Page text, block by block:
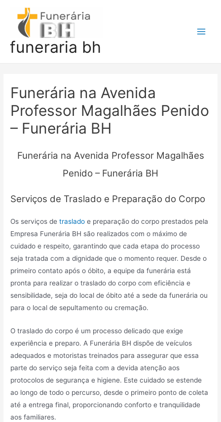
conteúdo
funeraria bh
Funerária na Avenida
Professor Magalhães Penido
– Funerária BH
Funerária na Avenida Professor Magalhães
Penido – Funerária BH
Serviços de Traslado e Preparação do Corpo
Os serviços detraslado e preparação do corpo prestados pela
Empresa Funerária BH são realizados com o máximo de
cuidado e respeito, garantindo que cada etapa do processo
seja tratada com a dignidade que o momento requer. Desde o
primeiro contato após o óbito, a equipe da funerária está
pronta para realizar o traslado do corpo com eficiência e
sensibilidade, seja do local de óbito até a sede da funerária ou
para o local de sepultamento ou cremação.
O traslado do corpo é um processo delicado que exige
experiência e preparo. A Funerária BH dispõe de veículos
adequados e motoristas treinados para assegurar que essa
parte do serviço seja feita com a devida atenção aos
protocolos de segurança e higiene. Este cuidado se estende
ao longo de todo o percurso, desde o primeiro ponto de coleta
até a entrega final, proporcionando conforto e tranquilidade
aos familiares.